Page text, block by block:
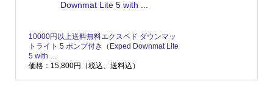
10000円以上送料無料エクスペド ダウンマッ
トライト 5 ポンプ付き（Exped Downmat Lite
5 with …
価格：15,800円（税込、送料込）